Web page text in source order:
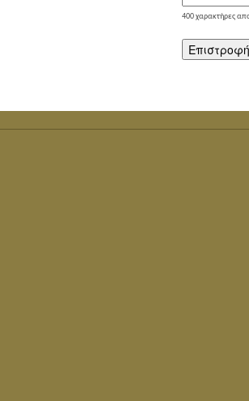
400χαρακτήρες